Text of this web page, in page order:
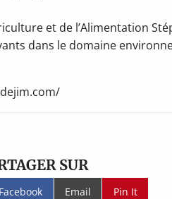
et de l’Alimentation
dans le domaine
SUR
Facebook Email Pin It